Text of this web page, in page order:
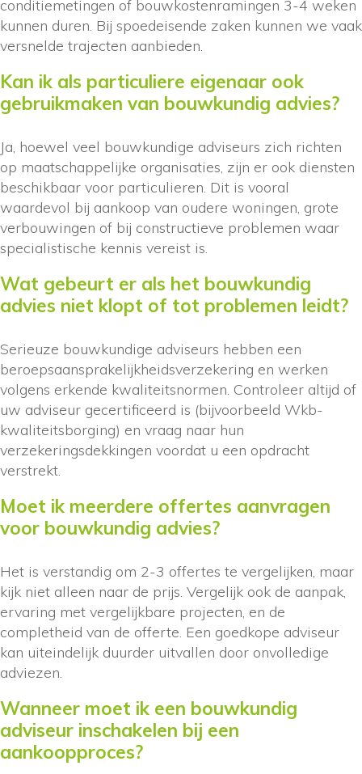
conditiemetingen of bouwkostenramingen 3-4 weken
kunnen duren. Bij spoedeisende zaken kunnen we vaak
versnelde trajecten aanbieden.
Kan ik als particuliere eigenaar ook
gebruikmaken van bouwkundig advies?
Ja, hoewel veel bouwkundige adviseurs zich richten
op maatschappelijke organisaties, zijn er ook diensten
beschikbaar voor particulieren. Dit is vooral
waardevol bij aankoop van oudere woningen, grote
verbouwingen of bij constructieve problemen waar
specialistische kennis vereist is.
Wat gebeurt er als het bouwkundig
advies niet klopt of tot problemen leidt?
Serieuze bouwkundige adviseurs hebben een
beroepsaansprakelijkheidsverzekering en werken
volgens erkende kwaliteitsnormen. Controleer altijd of
uw adviseur gecertificeerd is (bijvoorbeeld Wkb-
kwaliteitsborging) en vraag naar hun
verzekeringsdekkingen voordat u een opdracht
verstrekt.
Moet ik meerdere offertes aanvragen
voor bouwkundig advies?
Het is verstandig om 2-3 offertes te vergelijken, maar
kijk niet alleen naar de prijs. Vergelijk ook de aanpak,
ervaring met vergelijkbare projecten, en de
completheid van de offerte. Een goedkope adviseur
kan uiteindelijk duurder uitvallen door onvolledige
adviezen.
Wanneer moet ik een bouwkundig
adviseur inschakelen bij een
aankoopproces?